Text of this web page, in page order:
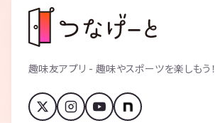
趣味友アプリ - 趣味やスポーツを楽しもう！